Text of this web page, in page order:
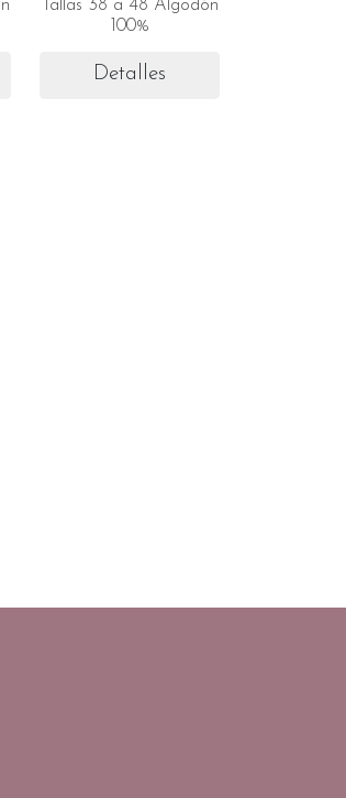
Tallas 38 a 48 Algodón
100%
Detalles